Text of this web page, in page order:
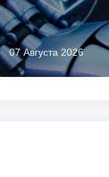
07 Августа 2026